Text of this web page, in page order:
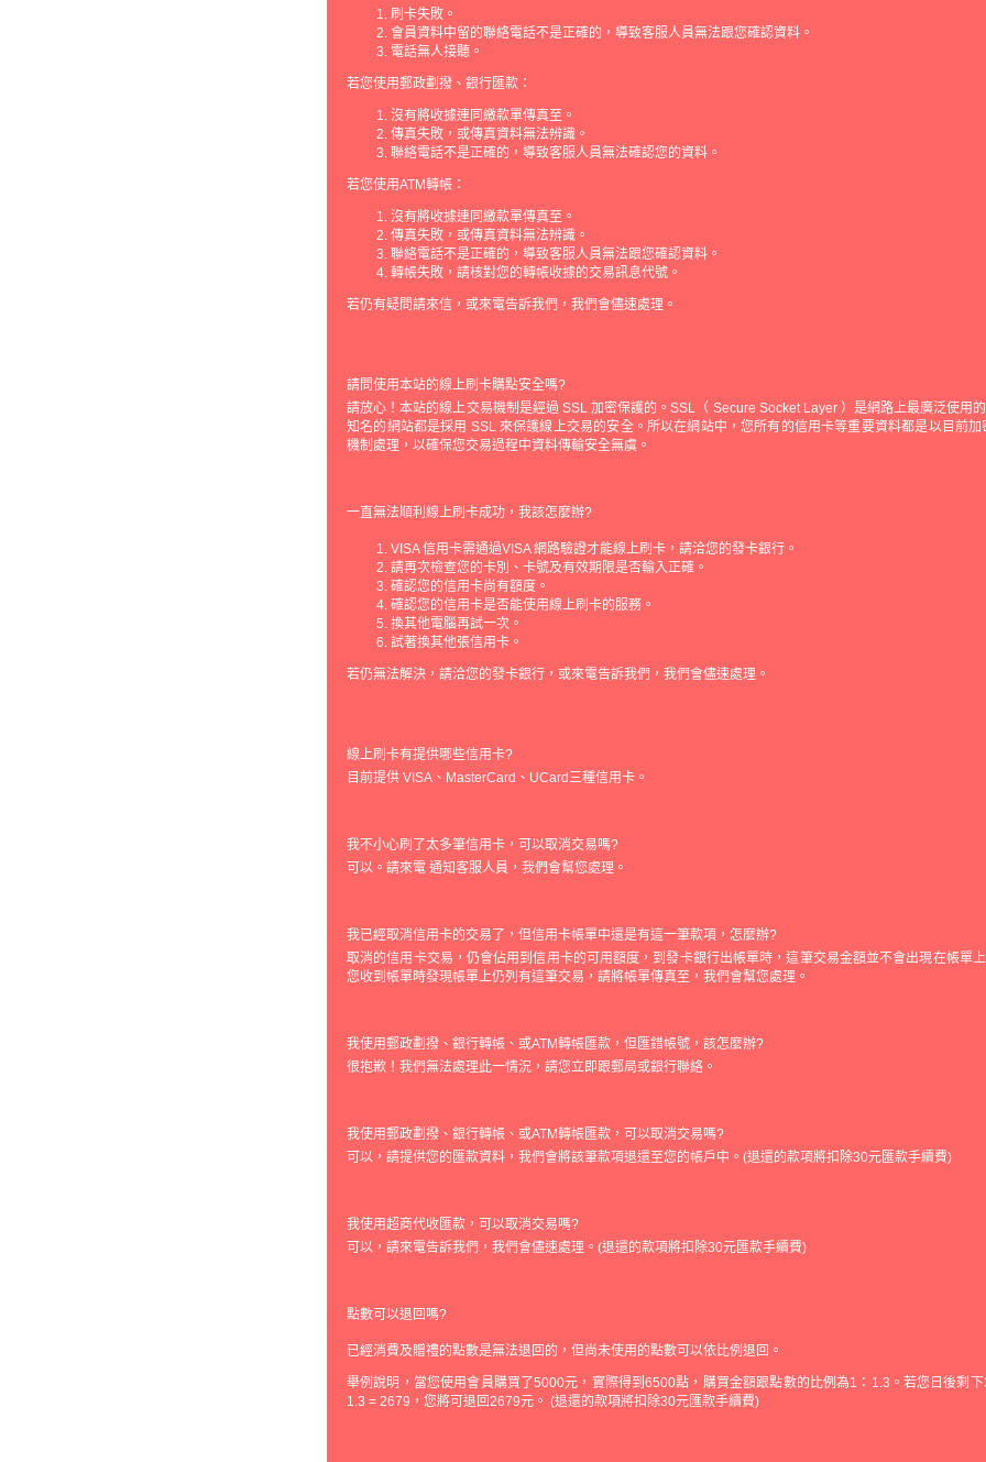
刷卡失敗。
會員資料中留的聯絡電話不是正確的，導致客服人員無法跟您確認資料。
電話無人接聽。
若您使用郵政劃撥、銀行匯款：
沒有將收據連同繳款單傳真至。
傳真失敗，或傳真資料無法辨識。
聯絡電話不是正確的，導致客服人員無法確認您的資料。
若您使用ATM轉帳：
沒有將收據連同繳款單傳真至。
傳真失敗，或傳真資料無法辨識。
聯絡電話不是正確的，導致客服人員無法跟您確認資料。
轉帳失敗，請核對您的轉帳收據的交易訊息代號。
若仍有疑問請來信，或來電告訴我們，我們會儘速處理。
請問使用本站的線上刷卡購點安全嗎?
請放心！本站的線上交易機制是經過 SSL 加密保護的。SSL（ Secure Socket Layer ）是網路上最廣泛使用
知名的網站都是採用 SSL 來保護線上交易的安全。所以在網站中，您所有的信用卡等重要資料都是以目前
機制處理，以確保您交易過程中資料傳輸安全無虞。
一直無法順利線上刷卡成功，我該怎麼辦?
VISA 信用卡需通過VISA 網路驗證才能線上刷卡，請洽您的發卡銀行。
請再次檢查您的卡別、卡號及有效期限是否輸入正確。
確認您的信用卡尚有額度。
確認您的信用卡是否能使用線上刷卡的服務。
換其他電腦再試一次。
試著換其他張信用卡。
若仍無法解決，請洽您的發卡銀行，或來電告訴我們，我們會儘速處理。
線上刷卡有提供哪些信用卡?
目前提供 VISA、MasterCard、UCard三種信用卡。
我不小心刷了太多筆信用卡，可以取消交易嗎?
可以。請來電 通知客服人員，我們會幫您處理。
我已經取消信用卡的交易了，但信用卡帳單中還是有這一筆款項，怎麼辦?
取消的信用卡交易，仍會佔用到信用卡的可用額度，到發卡銀行出帳單時，這筆交易金額並不會出現在帳單
您收到帳單時發現帳單上仍列有這筆交易，請將帳單傳真至，我們會幫您處理。
我使用郵政劃撥、銀行轉帳、或ATM轉帳匯款，但匯錯帳號，該怎麼辦?
很抱歉！我們無法處理此一情況，請您立即跟郵局或銀行聯絡。
我使用郵政劃撥、銀行轉帳、或ATM轉帳匯款，可以取消交易嗎?
可以，請提供您的匯款資料，我們會將該筆款項退還至您的帳戶中。(退還的款項將扣除30元匯款手續費)
我使用超商代收匯款，可以取消交易嗎?
可以，請來電告訴我們，我們會儘速處理。(退還的款項將扣除30元匯款手續費)
點數可以退回嗎?
已經消費及贈禮的點數是無法退回的，但尚未使用的點數可以依比例退回。
舉例說明，當您使用會員購買了5000元，實際得到6500點，購買金額跟點數的比例為1：1.3。若您日後剩
1.3 = 2679，您將可退回2679元。 (退還的款項將扣除30元匯款手續費)